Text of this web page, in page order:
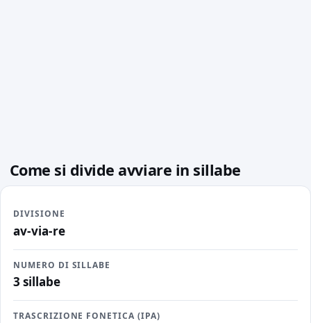
Come si divide avviare in sillabe
DIVISIONE
av-via-re
NUMERO DI SILLABE
3 sillabe
TRASCRIZIONE FONETICA (IPA)